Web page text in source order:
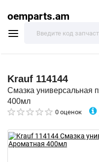
oemparts.am
Krauf 114144
Смазка универсальная
400мл
0 оценок